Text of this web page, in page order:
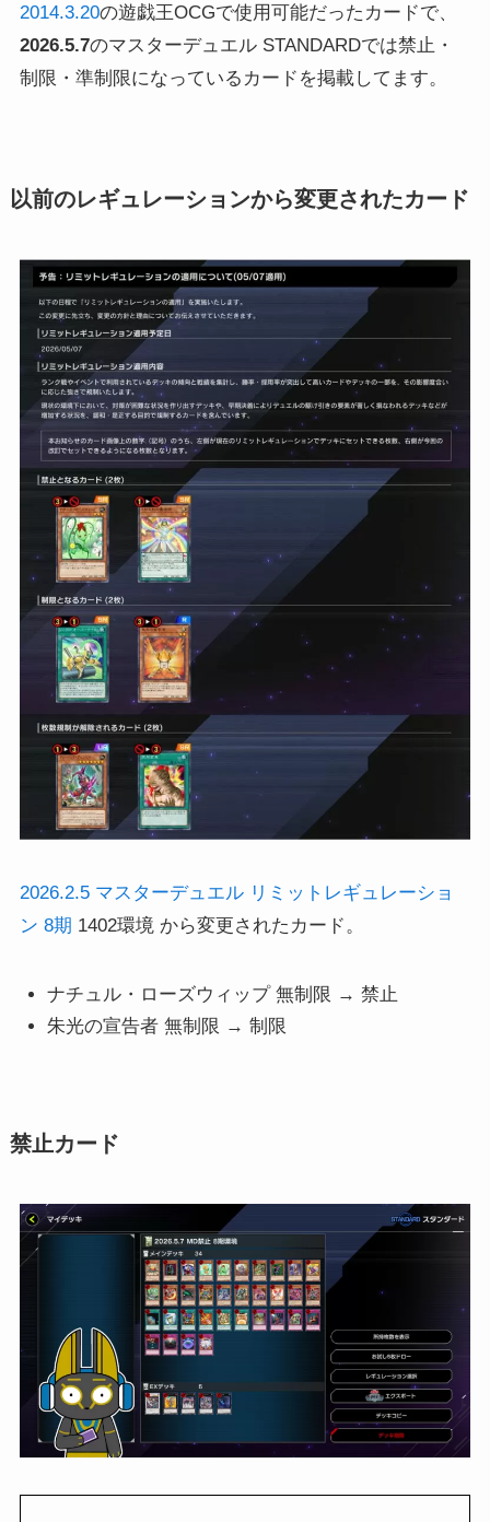
2014.3.20の遊戯王OCGで使用可能だったカードで、
2026.5.7のマスターデュエル STANDARDでは禁止・
制限・準制限になっているカードを掲載してます。
以前のレギュレーションから変更されたカード
2026.2.5 マスターデュエル リミットレギュレーショ
ン 8期 1402環境 から変更されたカード。
ナチュル・ローズウィップ 無制限 → 禁止
朱光の宣告者 無制限 → 制限
禁止カード